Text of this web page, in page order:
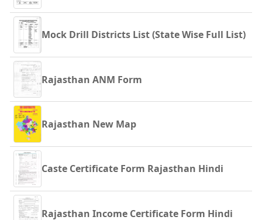
Mock Drill Districts List (State Wise Full List)
Rajasthan ANM Form
Rajasthan New Map
Caste Certificate Form Rajasthan Hindi
Rajasthan Income Certificate Form Hindi